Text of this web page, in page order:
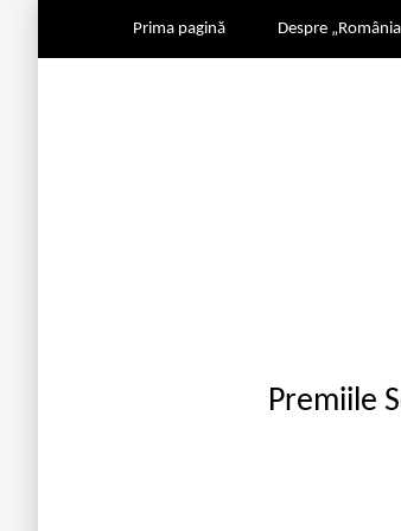
Prima pagină Despre
Premiile